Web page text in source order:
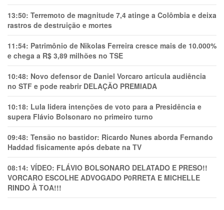
13:50: Terremoto de magnitude 7,4 atinge a Colômbia e deixa
rastros de destruição e mortes
11:54: Patrimônio de Nikolas Ferreira cresce mais de 10.000%
e chega a R$ 3,89 milhões no TSE
10:48: Novo defensor de Daniel Vorcaro articula audiência
no STF e pode reabrir DELAÇÃO PREMIADA
10:18: Lula lidera intenções de voto para a Presidência e
supera Flávio Bolsonaro no primeiro turno
09:48: Tensão no bastidor: Ricardo Nunes aborda Fernando
Haddad fisicamente após debate na TV
08:14: VÍDEO: FLÁVIO BOLSONARO DELATADO E PRESO!!
VORCARO ESCOLHE ADVOGADO P0RRETA E MICHELLE
RINDO À TOA!!!